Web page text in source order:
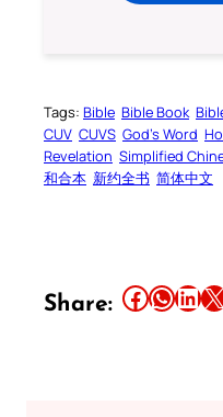
Tags: Bible Bible Book
CUV CUVS God’s Word
Revelation Simplified
和合本 新约全书 简体中文
Share: Share this article on Facebook Share this article on WhatsApp Share this article on LinkedIn Share this article on X